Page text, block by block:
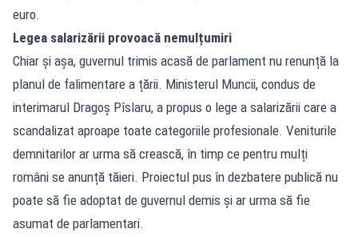
euro.
Legea salarizării provoacă nemulțumiri
Chiar și așa, guvernul trimis acasă de parlament nu renunță la
planul de falimentare a țării. Ministerul Muncii, condus de
interimarul Dragoș Pîslaru, a propus o lege a salarizării care a
scandalizat aproape toate categoriile profesionale. Veniturile
demnitarilor ar urma să crească, în timp ce pentru mulți
români se anunță tăieri. Proiectul pus în dezbatere publică nu
poate să fie adoptat de guvernul demis și ar urma să fie
asumat de parlamentari.